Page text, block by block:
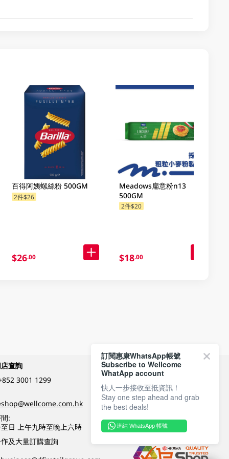
百得阿姨螺絲粉 500GM
2件$26
$26.00
Meadows扁意粉n13
500GM
2件$20
$18.00
查詢
3001 1299
:
日 上午九時至晚上六時
及大量訂購查詢
付款方式
關注我們
訂閱惠康WhatsApp帳號
Subscribe to Wellcome
WhatApp account
快人一步接收至抵資訊！
Stay one step ahead and grab
the best deals!
連結 WhatsApp 帳號